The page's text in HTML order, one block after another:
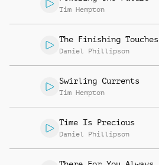
Tim Hempton
The Finishing Touches
Daniel Phillipson
Swirling Currents
Tim Hempton
Time Is Precious
Daniel Phillipson